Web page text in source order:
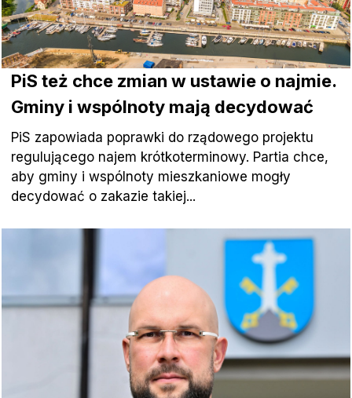
PiS też chce zmian w ustawie o najmie.
Gminy i wspólnoty mają decydować
PiS zapowiada poprawki do rządowego projektu
regulującego najem krótkoterminowy. Partia chce,
aby gminy i wspólnoty mieszkaniowe mogły
decydować o zakazie takiej...